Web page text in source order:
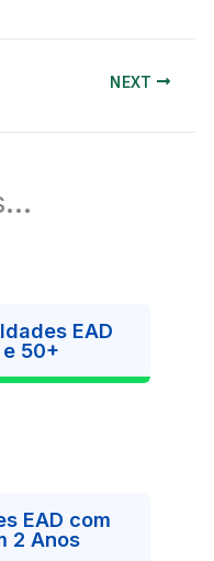
NEXT
EAD
50+
EAD com
2 Anos